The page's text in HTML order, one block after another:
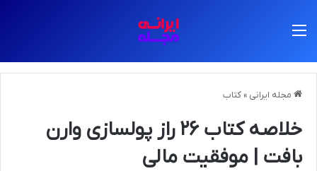
مجله ایرانی » کتاب
خلاصه کتاب ۲۶ راز پولسازی وارن
بافت | موفقیت مالی